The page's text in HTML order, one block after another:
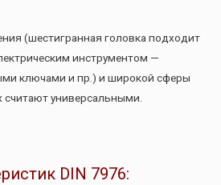
(шестигранная головка подходит
инструментом —
ключами и пр.) и широкой сферы
универсальными.
DIN 7976: